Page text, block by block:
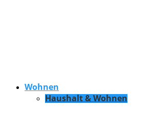
Wohnen
Haushalt & Wohnen